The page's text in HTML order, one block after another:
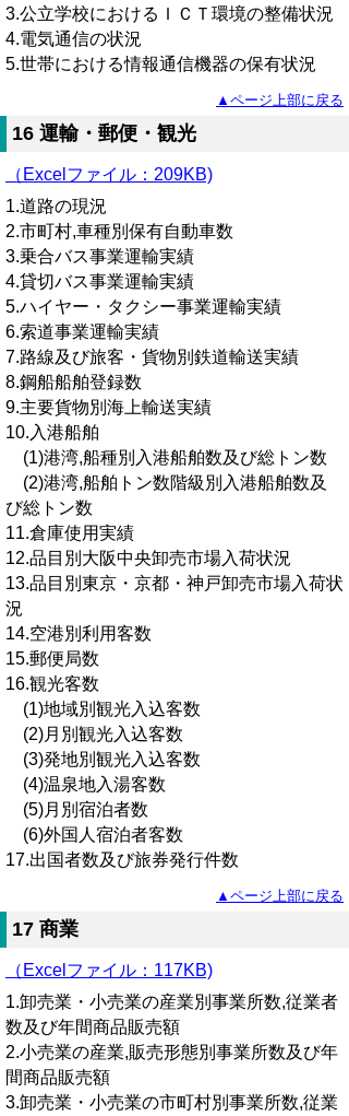
3.公立学校におけるＩＣＴ環境の整備状況
4.電気通信の状況
5.世帯における情報通信機器の保有状況
▲ページ上部に戻る
16 運輸・郵便・観光
（Excelファイル：209KB)
1.道路の現況
2.市町村,車種別保有自動車数
3.乗合バス事業運輸実績
4.貸切バス事業運輸実績
5.ハイヤー・タクシー事業運輸実績
6.索道事業運輸実績
7.路線及び旅客・貨物別鉄道輸送実績
8.鋼船船舶登録数
9.主要貨物別海上輸送実績
10.入港船舶
(1)港湾,船種別入港船舶数及び総トン数
(2)港湾,船舶トン数階級別入港船舶数及
び総トン数
11.倉庫使用実績
12.品目別大阪中央卸売市場入荷状況
13.品目別東京・京都・神戸卸売市場入荷状
況
14.空港別利用客数
15.郵便局数
16.観光客数
(1)地域別観光入込客数
(2)月別観光入込客数
(3)発地別観光入込客数
(4)温泉地入湯客数
(5)月別宿泊者数
(6)外国人宿泊者客数
17.出国者数及び旅券発行件数
▲ページ上部に戻る
17 商業
（Excelファイル ： 117KB)
1.卸売業・小売業の産業別事業所数,従業者
数及び年間商品販売額
2.小売業の産業,販売形態別事業所数及び年
間商品販売額
3.卸売業・小売業の市町村別事業所数,従業